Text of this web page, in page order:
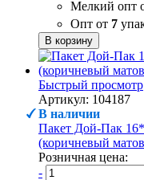
Мелкий опт
Опт от 7
В корзину
Быстрый просмотр
Артикул: 104187
В наличии
Пакет Дой-Пак
(коричневый
Розничная цена:
-